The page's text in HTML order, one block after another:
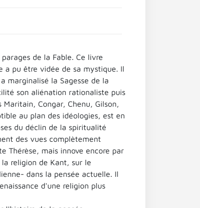
de la Fable. Ce livre
a pu être vidée de sa mystique. Il
marginalisé la Sagesse de la
son aliénation rationaliste puis
Congar, Chenu, Gilson,
au plan des idéologies, est en
du déclin de la spiritualité
des vues complètement
Thérèse, mais innove encore par
religion de Kant, sur le
dans la pensée actuelle. Il
d'une religion plus